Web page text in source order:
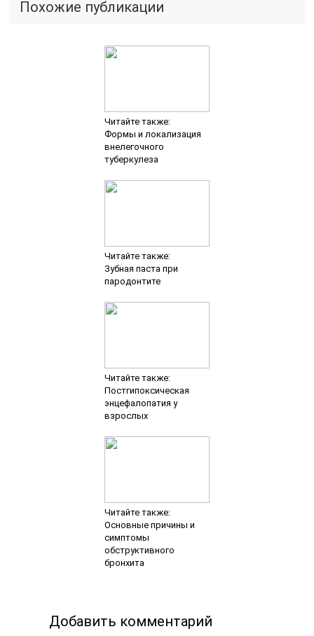
Похожие публикации
Читайте также:
Формы и локализация
внелегочного
туберкулеза
Читайте также:
Зубная паста при
пародонтите
Читайте также:
Постгипоксическая
энцефалопатия у
взрослых
Читайте также:
Основные причины и
симптомы
обструктивного
бронхита
Добавить комментарий